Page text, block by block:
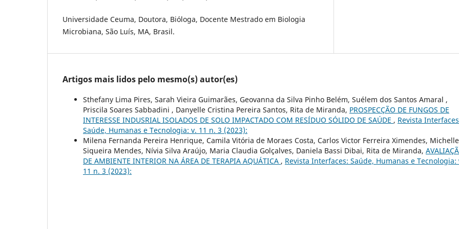
Universidade Ceuma, Doutora, Bióloga, Docente Mestrado em Biologia
Microbiana, São Luís, MA, Brasil.
Artigos mais lidos pelo mesmo(s) autor(es)
Sthefany Lima Pires, Sarah Vieira Guimarães, Geovanna da Silva Pinho Belém, Suélem dos Santos Amaral ,
Priscila Soares Sabbadini , Danyelle Cristina Pereira Santos, Rita de Miranda, PROSPECÇÃO DE FUNGOS DE
INTERESSE INDUSRIAL ISOLADOS DE SOLO IMPACTADO COM RESÍDUO SÓLIDO DE SAÚDE , Revista
Saúde, Humanas e Tecnologia: v. 11 n. 3 (2023):
Milena Fernanda Pereira Henrique, Camila Vitória de Moraes Costa, Carlos Victor Ferreira Ximendes, Michelle
Siqueira Mendes, Nívia Silva Araújo, Maria Claudia Golçalves, Daniela Bassi Dibai, Rita de Miranda,
DE AMBIENTE INTERIOR NA ÁREA DE TERAPIA AQUÁTICA , Revista Interfaces: Saúde, Humanas e Tecnologia:
11 n. 3 (2023):